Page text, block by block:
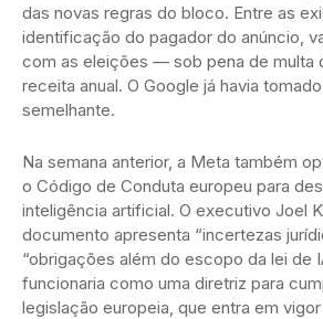
das novas regras do bloco. Entre as
identificação do pagador do anúncio,
com as eleições — sob pena de multa
receita anual. O Google já havia
semelhante.
Na semana anterior, a Meta também
o Código de Conduta europeu para
inteligência artificial. O executivo Joel
documento apresenta “incertezas
“obrigações além do escopo da lei de
funcionaria como uma diretriz para
legislação europeia, que entra em